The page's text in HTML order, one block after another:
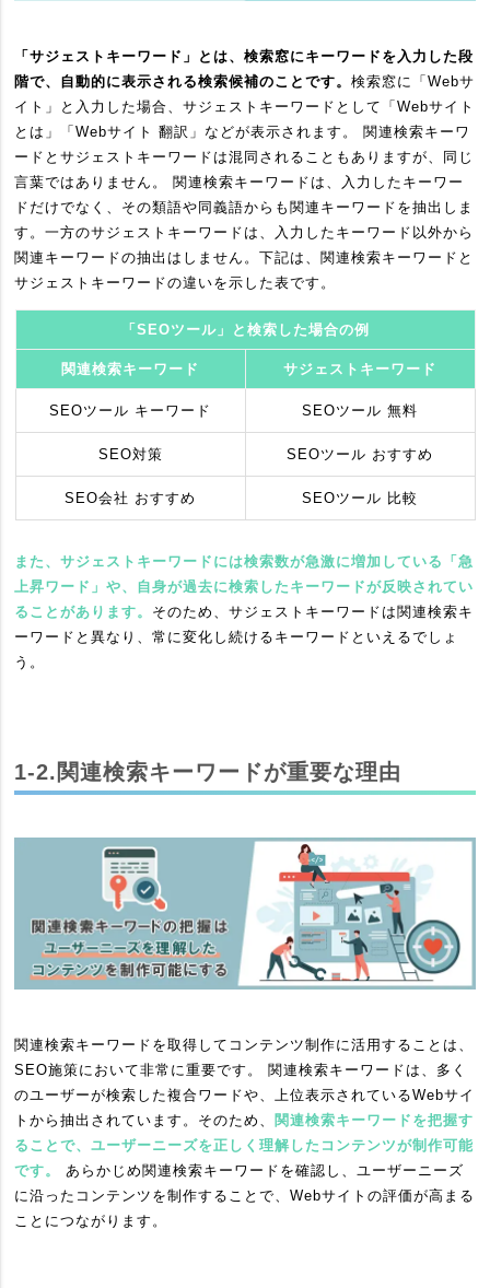
「サジェストキーワード」とは、検索窓にキーワードを入力した段
階で、自動的に表示される検索候補のことです。検索窓に「Webサ
イト」と入力した場合、サジェストキーワードとして「Webサイト
とは」「Webサイト 翻訳」などが表示されます。 関連検索キーワ
ードとサジェストキーワードは混同されることもありますが、同じ
言葉ではありません。 関連検索キーワードは、入力したキーワー
ドだけでなく、その類語や同義語からも関連キーワードを抽出しま
す。一方のサジェストキーワードは、入力したキーワード以外から
関連キーワードの抽出はしません。下記は、関連検索キーワードと
サジェストキーワードの違いを示した表です。
「SEOツール」と検索した場合の例
関連検索キーワード サジェストキーワード
SEOツール キーワード SEOツール 無料
SEO対策 SEOツール おすすめ
SEO会社 おすすめ SEOツール 比較
また、サジェストキーワードには検索数が急激に増加している「急
上昇ワード」や、自身が過去に検索したキーワードが反映されてい
ることがあります。 そのため、サジェストキーワードは関連検索キ
ーワードと異なり、常に変化し続けるキーワードといえるでしょ
う。
1-2.関連検索キーワードが重要な理由
関連検索キーワードを取得してコンテンツ制作に活用することは、
SEO施策において非常に重要です。 関連検索キーワードは、多く
のユーザーが検索した複合ワードや、上位表示されているWebサイ
トから抽出されています。そのため、
関連検索キーワードを把握す
ることで、ユーザーニーズを正しく理解したコンテンツが制作可能
です。
あらかじめ関連検索キーワードを確認し、ユーザーニーズ
に沿ったコンテンツを制作することで、Webサイトの評価が高まる
ことにつながります。